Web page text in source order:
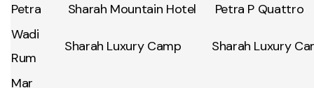
Petra
Sharah Mountain Hotel
Petra P Quattro
Wadi
Rum
Sharah Luxury Camp Sharah Luxury
Mar